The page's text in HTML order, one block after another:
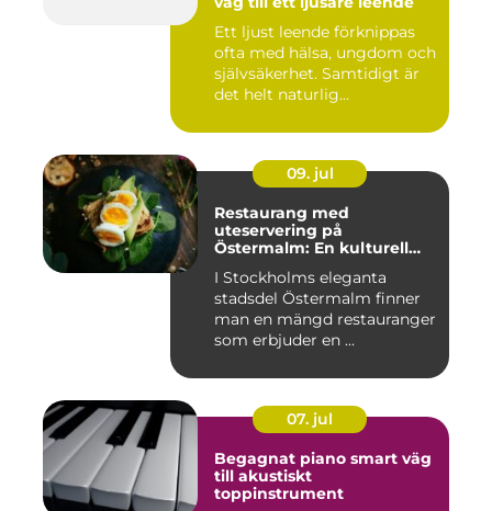
Ett ljust leende förknippas
ofta med hälsa, ungdom och
självsäkerhet. Samtidigt är
det helt naturlig...
09. jul
Restaurang med
uteservering på
Östermalm: En kulturell
I Stockholms eleganta
stadsdel Östermalm finner
man en mängd restauranger
som erbjuder en ...
07. jul
Begagnat piano smart väg
till akustiskt
toppinstrument